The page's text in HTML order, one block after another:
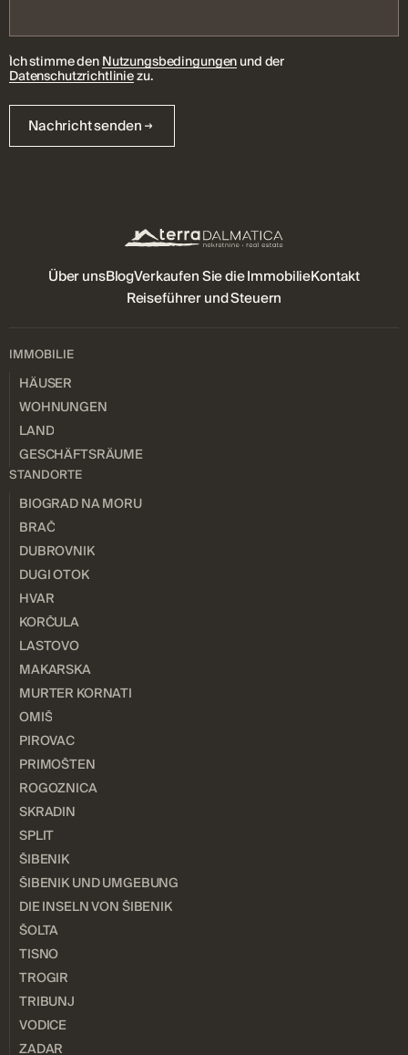
Ich stimme denNutzungsbedingungenund der
Datenschutzrichtliniezu.
Nachricht senden
Über unsBlogVerkaufen Sie die ImmobilieKontakt
Reiseführer und Steuern
IMMOBILIE
HÄUSER
WOHNUNGEN
LAND
GESCHÄFTSRÄUME
STANDORTE
BIOGRAD NA MORU
BRAČ
DUBROVNIK
DUGI OTOK
HVAR
KORČULA
LASTOVO
MAKARSKA
MURTER KORNATI
OMIŠ
PIROVAC
PRIMOŠTEN
ROGOZNICA
SKRADIN
SPLIT
ŠIBENIK
ŠIBENIK UND UMGEBUNG
DIE INSELN VON ŠIBENIK
ŠOLTA
TISNO
TROGIR
TRIBUNJ
VODICE
ZADAR